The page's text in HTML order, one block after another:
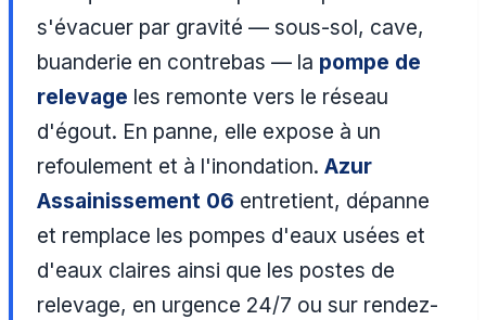
s'évacuer par gravité — sous-sol, cave,
buanderie en contrebas — la pompe de
relevage les remonte vers le réseau
d'égout. En panne, elle expose à un
refoulement et à l'inondation.Azur
Assainissement 06 entretient, dépanne
et remplace les pompes d'eaux usées et
d'eaux claires ainsi que les postes de
relevage, en urgence 24/7 ou sur rendez-